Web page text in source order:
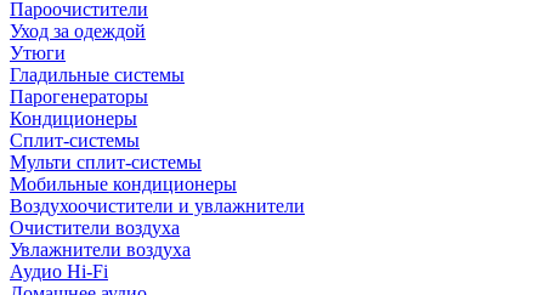
Пароочистители
Уход за одеждой
Утюги
Гладильные системы
Парогенераторы
Кондиционеры
Сплит-системы
Мульти сплит-системы
Мобильные кондиционеры
Воздухоочистители и увлажнители
Очистители воздуха
Увлажнители воздуха
Аудио Hi-Fi